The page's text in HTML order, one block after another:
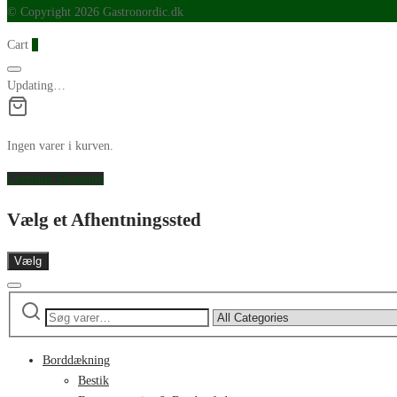
© Copyright 2026 Gastronordic.dk
Cart
Updating…
Ingen varer i kurven.
Continue Shopping
Vælg et Afhentningssted
Vælg
efter:
Narrow
by
Borddækning
Bestik